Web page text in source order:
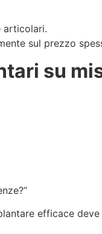
articolari.
sul prezzo
su
efficace